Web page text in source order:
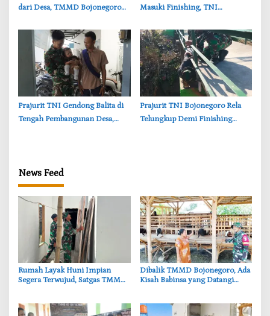
dari Desa, TMMD Bojonegoro
Masuki Finishing, TNI
Kokoh dan Nyaman
‎Prajurit TNI Gendong Balita di
Tengah Pembangunan Desa,
‎Prajurit TNI Bojonegoro Rela
Telungkup Demi Finishing
News Feed
‎Rumah Layak Huni Impian
Segera Terwujud, Satgas TMMD
‎Dibalik TMMD Bojonegoro, Ada
Kisah Babinsa yang Datangi